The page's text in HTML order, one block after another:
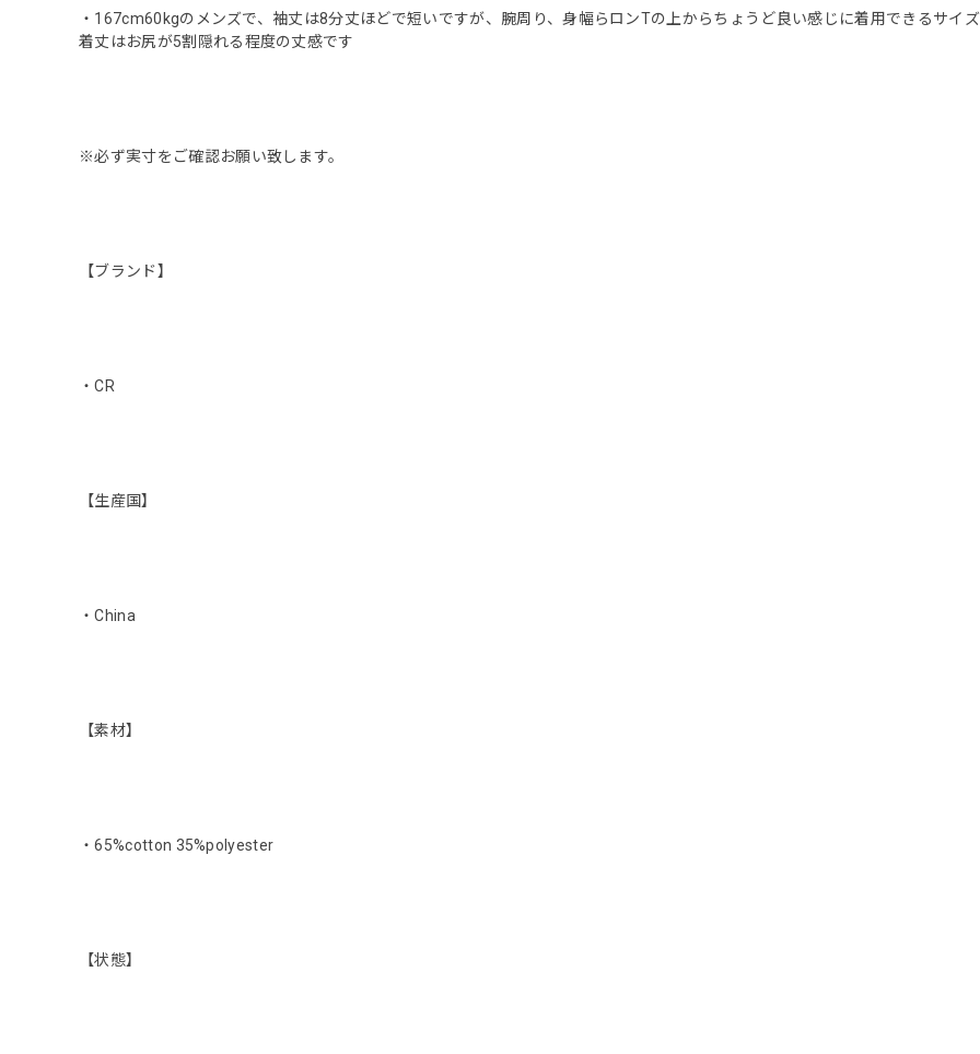
・167cm60kgのメンズで、袖丈は8分丈ほどで短いですが、腕周り、身幅らロンTの上からちょうど良い感じに着用できるサイ
着丈はお尻が5割隠れる程度の丈感です
※必ず実寸をご確認お願い致します。
【ブランド】
・CR
【生産国】
・China
【素材】
・65%cotton 35%polyester
【状態】